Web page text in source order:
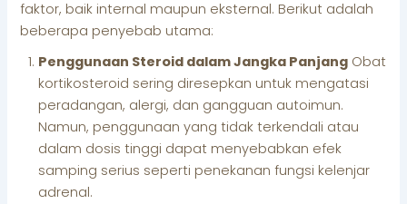
faktor, baik internal maupun eksternal. Berikut adalah
beberapa penyebab utama:
Penggunaan Steroid dalam Jangka Panjang Obat
kortikosteroid sering diresepkan untuk mengatasi
peradangan, alergi, dan gangguan autoimun.
Namun, penggunaan yang tidak terkendali atau
dalam dosis tinggi dapat menyebabkan efek
samping serius seperti penekanan fungsi kelenjar
adrenal.